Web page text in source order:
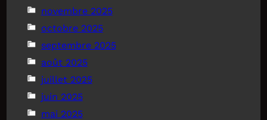
novembre 2025
octobre 2025
septembre 2025
août 2025
juillet 2025
juin 2025
mai 2025